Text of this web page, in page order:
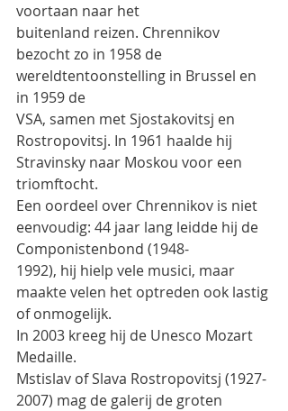
voortaan naar het
buitenland reizen. Chrennikov
bezocht zo in 1958 de
wereldtentoonstelling in Brussel en
in 1959 de
VSA, samen met Sjostakovitsj en
Rostropovitsj. In 1961 haalde hij
Stravinsky naar Moskou voor een
triomftocht.
Een oordeel over Chrennikov is niet
eenvoudig: 44 jaar lang leidde hij de
Componistenbond (1948-
1992), hij hielp vele musici, maar
maakte velen het optreden ook lastig
of onmogelijk.
In 2003 kreeg hij de Unesco Mozart
Medaille.
Mstislav of Slava Rostropovitsj (1927-
2007) mag de galerij de groten